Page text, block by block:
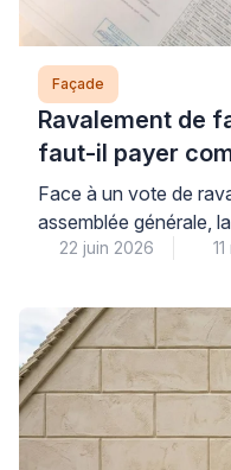
Façade
Ravalement de
faut-il payer
travaux ?
Face à un vote de
assemblée générale,
votre quote-part
directement de votre
montant des aides
crédit proposé. Cette
parfois plusieurs […]
22 juin 2026